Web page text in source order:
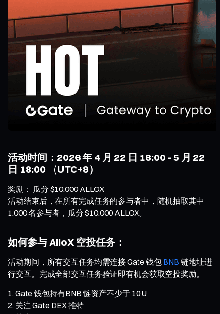
活动时间：2026 年 4 月 22 日 18:00 - 5 月 22
日 18:00 （UTC+8）
奖励： 瓜分 $10,000 ALLOX
活动结束后，在所有完成任务的参与者中，随机抽取其中
1,000 名参与者，瓜分 $10,000 ALLOX。
如何参与 AlloX 空投任务：
活动期间，所有交互任务均需连接 Gate 钱包 BNB 链地址进
行交互。完成全部交互任务验证即有机会获取空投奖励。
Gate 钱包持有BNB 链资产不少于 10 U
关注 Gate DEX 推特